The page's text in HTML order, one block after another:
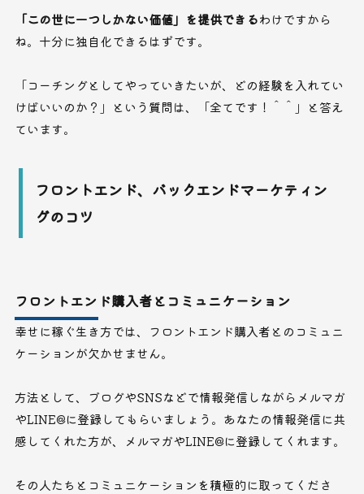
「この世に一つしかない価値」を提供できるわけですから
ね。十分に独自化できるはずです。
「コーチングとしてやっていきたいが、どの経験を入れてい
けばいいのか？」という質問は、「全てです！＾＾」と答え
ています。
フロントエンド、バックエンドマーケティン
グのコツ
フロントエンド購入者とコミュニケーション
幸せに稼ぐ生き方では、フロントエンド購入者とのコミュニ
ケーションが欠かせません。
方法として、ブログやSNSなどで情報発信しながらメルマガ
やLINE@に登録してもらいましょう。あなたの情報発信に共
感してくれた方が、メルマガやLINE@に登録してくれます。
その人たちとコミュニケーションを積極的に取ってくださ